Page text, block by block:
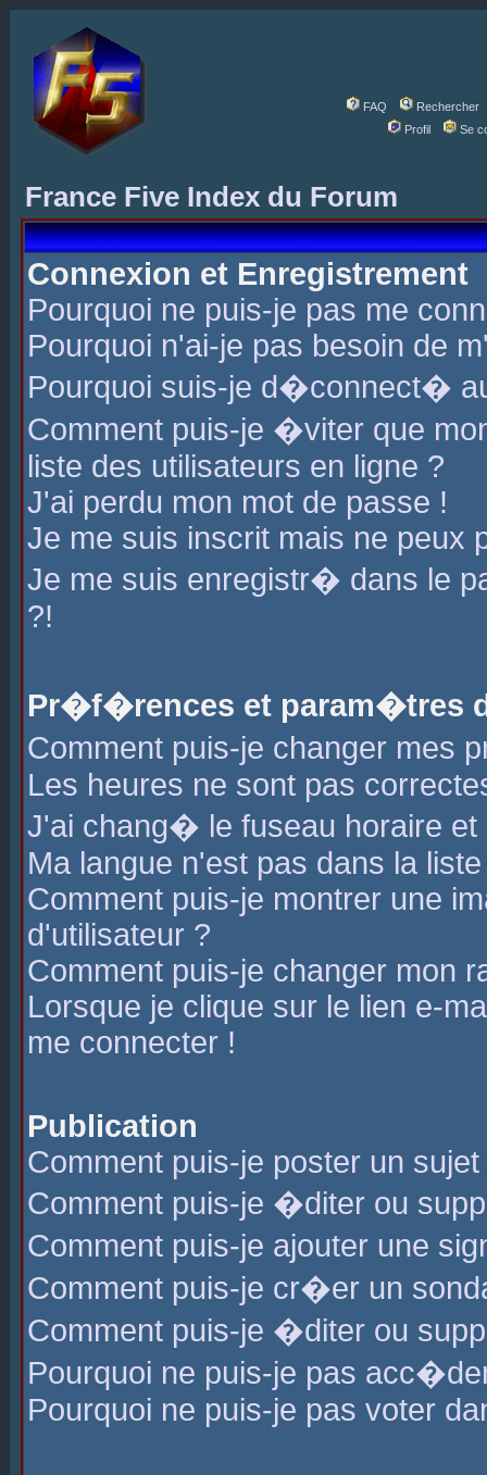
FAQ
Rechercher
Profil
Se
France Five Index du Forum
Connexion et Enregistrement
Pourquoi ne puis-je pas me
Pourquoi n'ai-je pas besoin de
Pourquoi suis-je d�connect�
Comment puis-je �viter que
liste des utilisateurs en ligne ?
J'ai perdu mon mot de passe !
Je me suis inscrit mais ne peux
Je me suis enregistr� dans le
?!
Pr�f�rences et param�tres
Comment puis-je changer mes
Les heures ne sont pas
J'ai chang� le fuseau horaire
Ma langue n'est pas dans la
Comment puis-je montrer une
d'utilisateur ?
Comment puis-je changer mon
Lorsque je clique sur le lien e-
me connecter !
Publication
Comment puis-je poster un
Comment puis-je �diter ou
Comment puis-je ajouter une
Comment puis-je cr�er un
Comment puis-je �diter ou
Pourquoi ne puis-je pas
Pourquoi ne puis-je pas voter